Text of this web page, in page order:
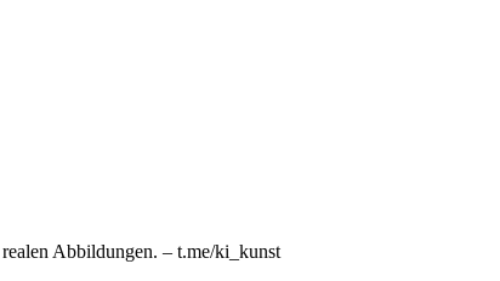
Abbildungen. – t.me/ki_kunst